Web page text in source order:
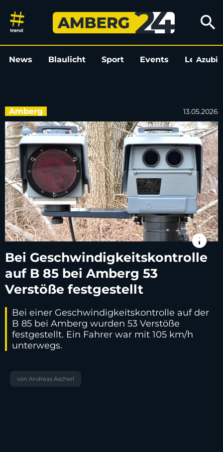
Bei Geschwindigkeitskontrolle
search
News Blaulicht Sport Events LeoAzubi
Amberg 13.05.2026
info
Bei Geschwindigkeitskontrolle
auf B 85 bei Amberg 53
Verstöße festgestellt
Bei einer Geschwindigkeitskontrolle auf der
B 85 bei Amberg wurden 53 Verstöße
festgestellt. Ein Fahrer war mit 105 km/h
unterwegs.
von Andreas Ascherl